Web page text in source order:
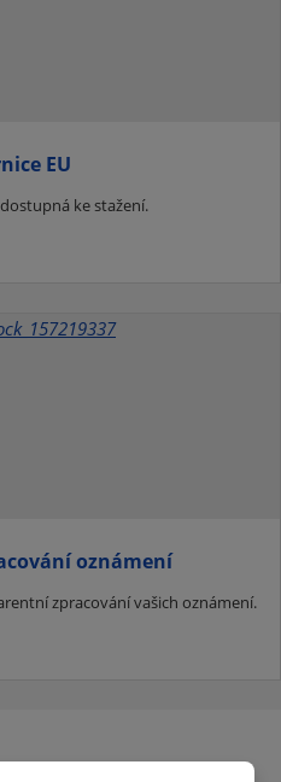
EU
ke stažení.
oznámení
zpracování vašich oznámení.